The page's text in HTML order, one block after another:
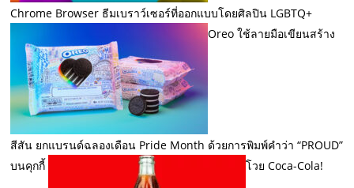
Chrome Browser ธีมเบราว์เซอร์ที่ออกแบบโดยศิลปิน LGBTQ+
Oreo ใช้ลายมือเขียนสร้าง
สีสัน ยกแบรนด์ฉลองเดือน Pride Month ด้วยการพิมพ์คำว่า “PROUD”
บนคุกกี้
โวย Coca-Cola!